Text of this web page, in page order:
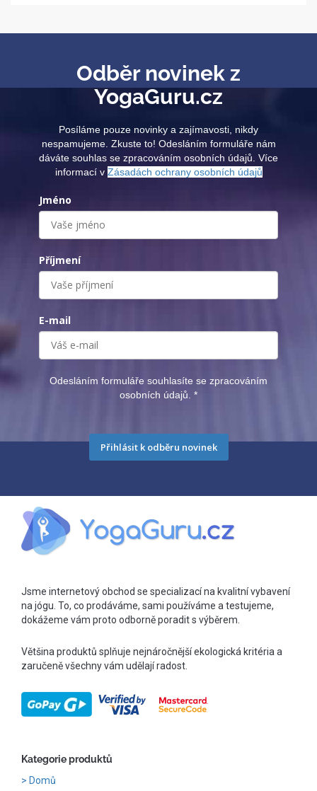
Odběr novinek z
YogaGuru.cz
Posíláme pouze novinky a zajímavosti, nikdy
nespamujeme. Zkuste to! Odesláním formuláře nám
dáváte souhlas se zpracováním osobních údajů. Více
informací v Zásadách ochrany osobních údajů
Jméno
Příjmení
E-mail
Odesláním formuláře souhlasíte se zpracováním
osobních údajů. *
Přihlásit k odběru novinek
Jsme internetový obchod se specializací na kvalitní vybavení
na jógu. To, co prodáváme, sami používáme a testujeme,
dokážeme vám proto odborně poradit s výběrem.
Většina produktů splňuje nejnáročnější ekologická kritéria a
zaručeně všechny vám udělají radost.
Kategorie produktů
Domů